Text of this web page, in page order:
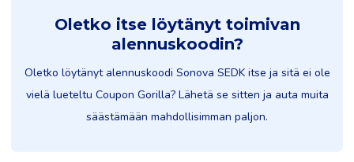
Oletko itse löytänyt toimivan
alennuskoodin?
Oletko löytänyt alennuskoodi Sonova SEDK itse ja sitä ei ole
vielä lueteltu Coupon Gorilla? Lähetä se sitten ja auta muita
säästämään mahdollisimman paljon.